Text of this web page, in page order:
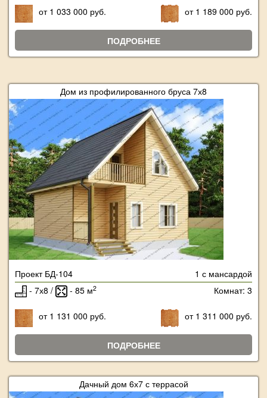
от 1 033 000 руб. от 1 189 000 руб.
ПОДРОБНЕЕ
Дом из профилированного бруса 7х8
Проект БД-104
1 с мансардой
- 7х8 /
- 85 м2 Комнат: 3
от 1 131 000 руб. от 1 311 000 руб.
ПОДРОБНЕЕ
Дачный дом 6х7 с террасой